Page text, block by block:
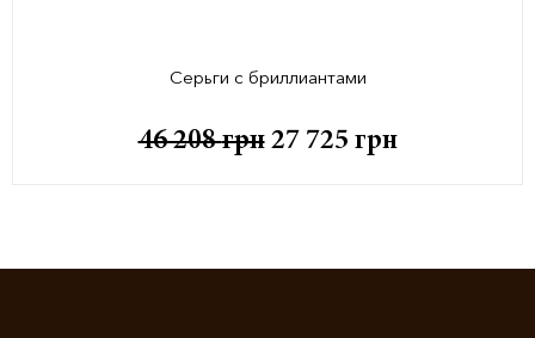
Серьги с бриллиантами
46 208грн 27 725 грн